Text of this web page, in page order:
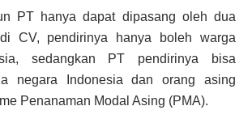
PT hanya dapat dipasang oleh dua
CV, pendirinya hanya boleh warga
sedangkan PT pendirinya bisa
negara Indonesia dan orang asing
Penanaman Modal Asing (PMA).